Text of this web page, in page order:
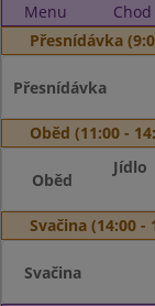
Menu Chod
Přesnídávka
Přesnídávka
Oběd (11:00 -
Oběd
Jídlo
Svačina (14:00 -
Svačina